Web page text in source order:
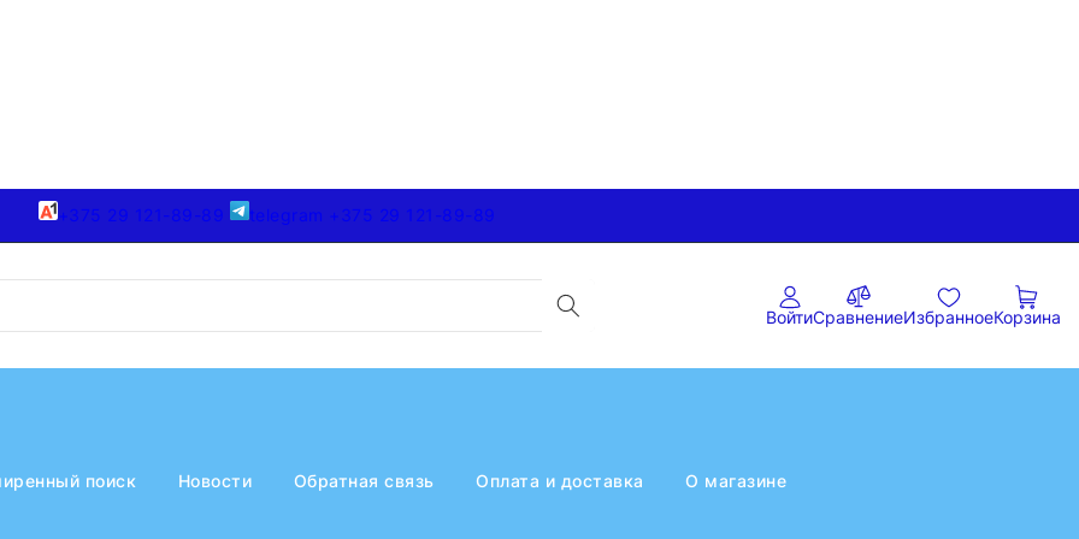
+375 29 121-89-89 telegram +375 29 121-89-89
ВойтиСравнениеИзбранноеКорзина
поиск Новости Обратная связь Оплата и доставка О магазине